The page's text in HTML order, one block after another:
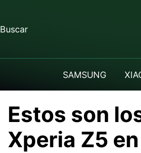
Buscar
SAMSUNG
Estos son
Xperia Z5